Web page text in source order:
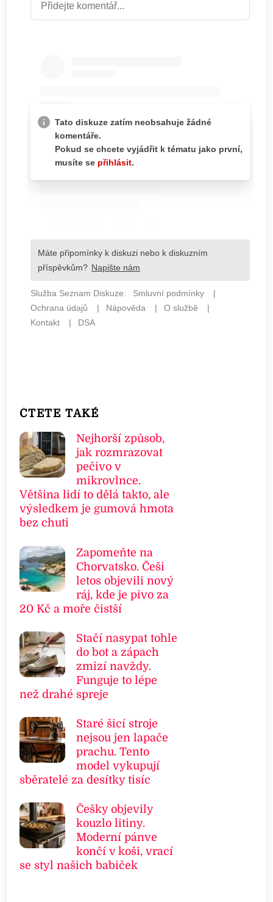
ČTETE TAKÉ
Nejhorší způsob,
jak rozmrazovat
pečivo v
mikrovlnce.
Většina lidí to dělá takto, ale
výsledkem je gumová hmota
bez chuti
Zapomeňte na
Chorvatsko. Češi
letos objevili nový
ráj, kde je pivo za
20 Kč a moře čistší
Stačí nasypat tohle
do bot a zápach
zmizí navždy.
Funguje to lépe
než drahé spreje
Staré šicí stroje
nejsou jen lapače
prachu. Tento
model vykupují
sběratelé za desítky tisíc
Češky objevily
kouzlo litiny.
Moderní pánve
končí v koši, vrací
se styl našich babiček